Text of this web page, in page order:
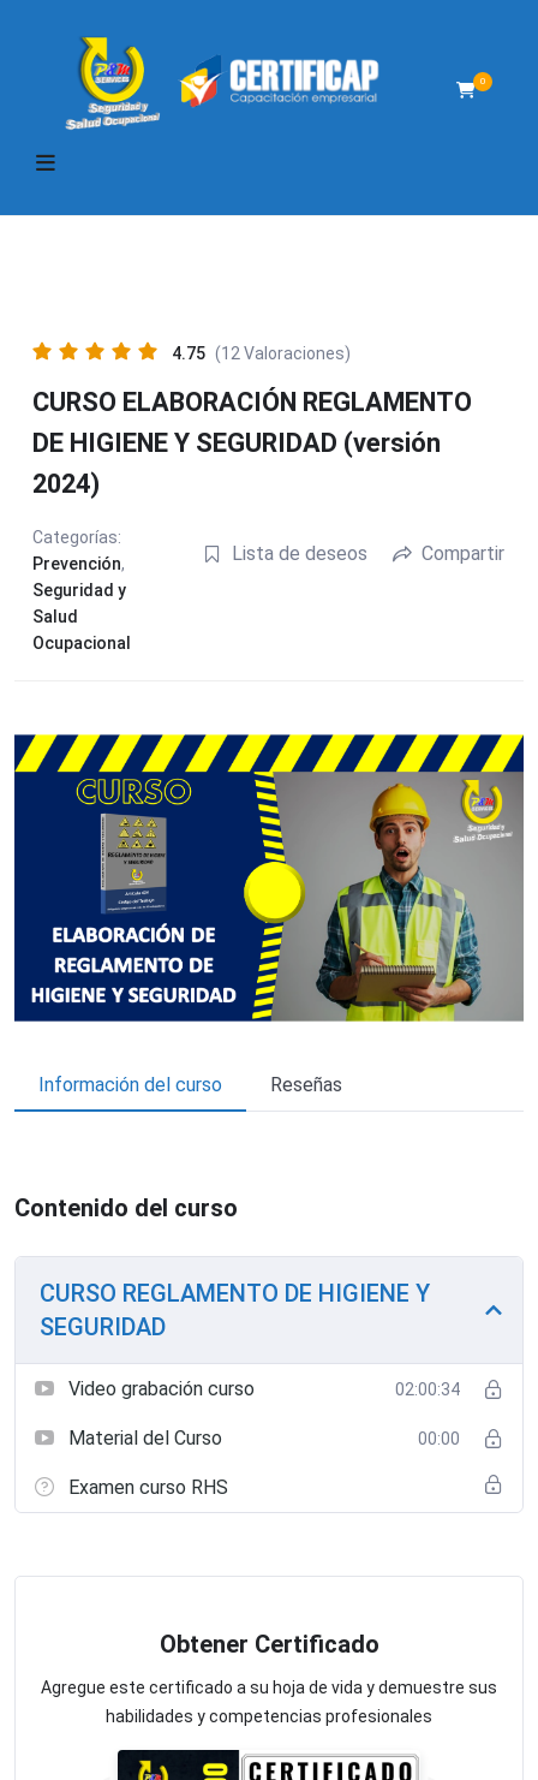
0
4.75 (12 Valoraciones)
CURSO ELABORACIÓN REGLAMENTO
DE HIGIENE Y SEGURIDAD (versión
2024)
Categorías:
Prevención,
Seguridad y
Salud
Ocupacional
Lista de deseos Compartir
Información del curso Reseñas
Contenido del curso
CURSO REGLAMENTO DE HIGIENE Y
SEGURIDAD
Video grabación curso 02:00:34
Material del Curso 00:00
Examen curso RHS
Obtener Certificado
Agregue este certificado a su hoja de vida y demuestre sus
habilidades y competencias profesionales